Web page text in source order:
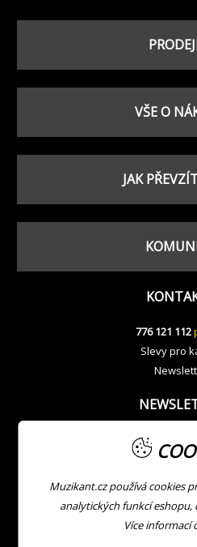
VŠE O
JAK
776 121 112
Slevy pro
Muzikant.cz používá cookies
analytických funkcí eshopu,
Více informací